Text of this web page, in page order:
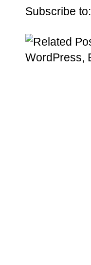
Subscribe to: